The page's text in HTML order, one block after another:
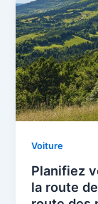
Voiture
Planifiez
la route